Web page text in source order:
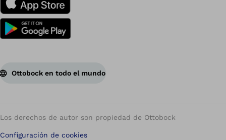
Ottobock en todo el mundo
Los derechos de autor son propiedad de Ottobock
Configuración de cookies